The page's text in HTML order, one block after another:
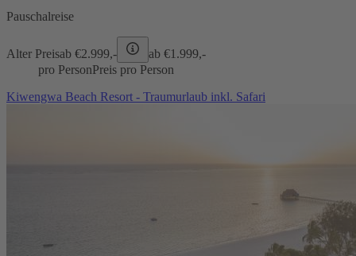
Pauschalreise
Alter Preisab €2.999,- ab €1.999,-
pro PersonPreis pro Person
Kiwengwa Beach Resort - Traumurlaub inkl. Safari